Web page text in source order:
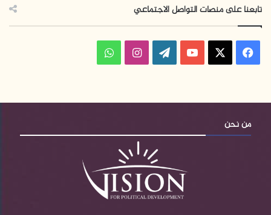
تابعنا على منصات التواصل الاجتماعي
فيسبوك ‫YouTube
‫WordPress
انستقرامواتساب
من نحن